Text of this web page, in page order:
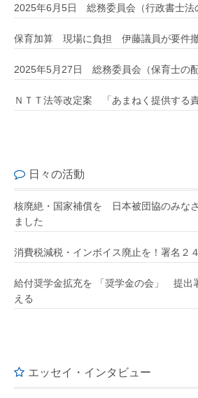
2025年6月5日 総務委員会（行政書士法
保育加算 現場に負担 伊藤議員が要件
2025年5月27日 総務委員会（保育士の配
ＮＴＴ法等改定案 「あまねく提供する
日々の活動
核廃絶・国家補償を 日本被団協のみな
ました
消費税減税・インボイス廃止を！署名２
給付奨学金拡充を 「奨学金の会」 提出
える
エッセイ・インタビュー